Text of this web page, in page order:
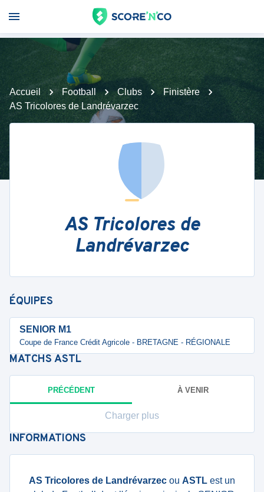
Accueil Football Clubs
Finistère
AS Tricolores de Landrévarzec
AS Tricolores de
Landrévarzec
ÉQUIPES
SENIOR M1
Coupe de France Crédit Agricole - BRETAGNE - RÉGIONALE
MATCHS ASTL
PRÉCÉDENT À VENIR
Charger plus
INFORMATIONS
AS Tricolores de Landrévarzec ou ASTL est un